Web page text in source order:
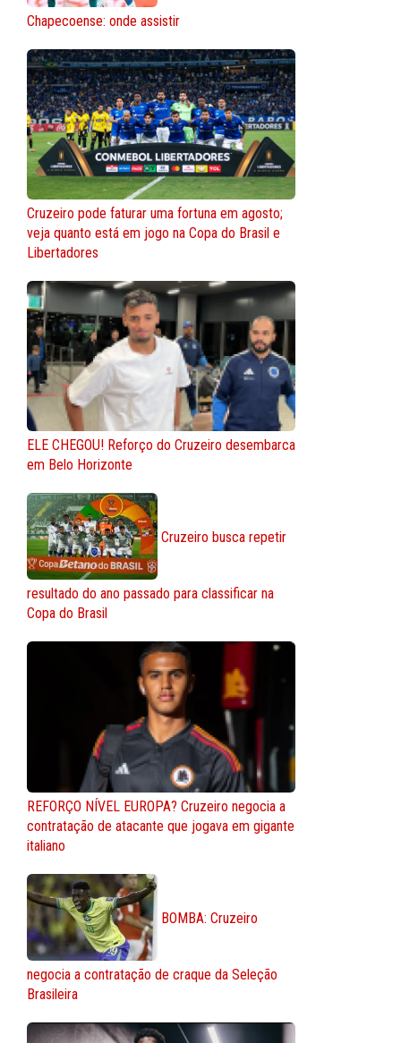
Chapecoense: onde assistir
Cruzeiro pode faturar uma fortuna em agosto;
veja quanto está em jogo na Copa do Brasil e
Libertadores
ELE CHEGOU! Reforço do Cruzeiro desembarca
em Belo Horizonte
Cruzeiro busca repetir
resultado do ano passado para classificar na
Copa do Brasil
REFORÇO NÍVEL EUROPA? Cruzeiro negocia a
contratação de atacante que jogava em gigante
italiano
BOMBA: Cruzeiro
negocia a contratação de craque da Seleção
Brasileira